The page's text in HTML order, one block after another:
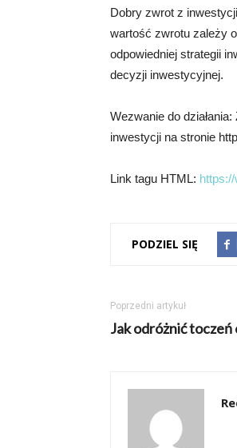
Dobry zwrot z
wartość zwrotu zależy
odpowiedniej strategii
decyzji inwestycyjnej.
Wezwanie do
inwestycji na stronie
Link tagu HTML:
PODZIEL SIĘ
Poprzedni artykuł
Jak odróżnić toczeń